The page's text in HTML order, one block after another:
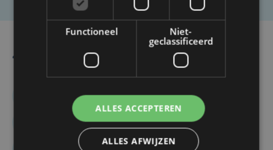
Celien Tanghe
Piet Huysentruyt Gault&Millau
Julius Persoone De Jonkman
Functioneel
Niet-
geclassificeerd
ALLES ACCEPTEREN
ALLES AFWIJZEN